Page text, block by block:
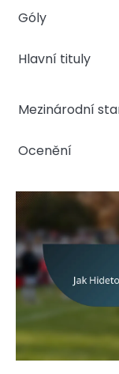
Góly
Hlavní tituly
Mezinárodní
Ocenění